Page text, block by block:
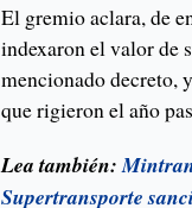
El gremio aclara, de
indexaron el valor de
mencionado decreto,
que rigieron el año
Lea también:
Supertransporte